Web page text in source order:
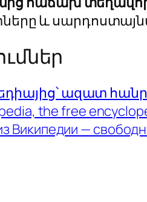
և
ազատ
the free
Википедии —